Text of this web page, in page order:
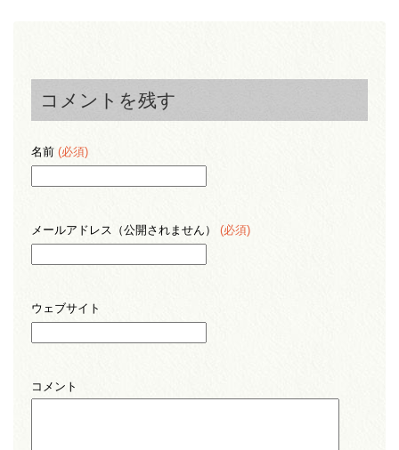
コメントを残す
名前 (必須)
メールアドレス（公開されません） (必須)
ウェブサイト
コメント